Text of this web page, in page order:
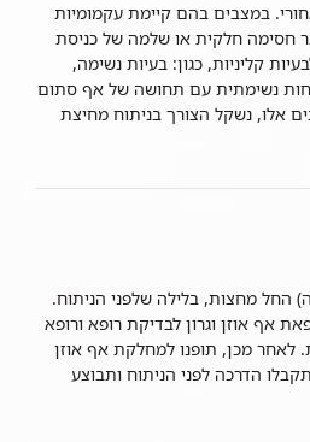
במצבים בהם קיימת עקמומיות
חסימה חלקית או שלמה של כניסת
קליניות, כגון: בעיות נשימה,
נשימתית עם תחושה של אף סתום
אלו, נשקל הצורך בניתוח מחיצת
החל מחצות, בלילה שלפני הניתוח.
אף אוזן וגרון לבדיקת רופא ורופא
לאחר מכן, תופנו למחלקת אף אוזן
הדרכה לפני הניתוח ותבוצע